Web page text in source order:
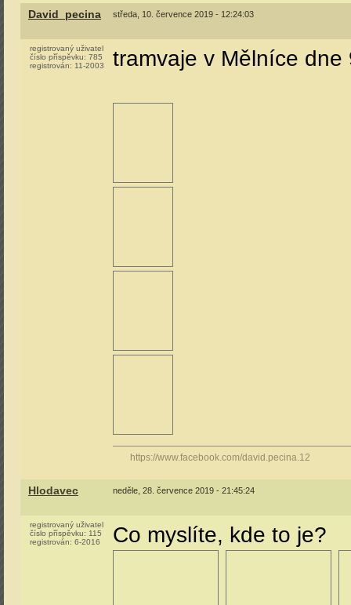
David_pecina středa, 10. července 2019 - 12:24:03
registrovaný uživatel
číslo příspěvku: 785
registrován: 11-2003 tramvaje v Mělníce dne
https://www.facebook.com/david.pecina.12
Hlodavec neděle, 28. července 2019 - 21:45:24
registrovaný uživatel
číslo příspěvku: 115
registrován: 6-2016 Co myslíte, kde to je?